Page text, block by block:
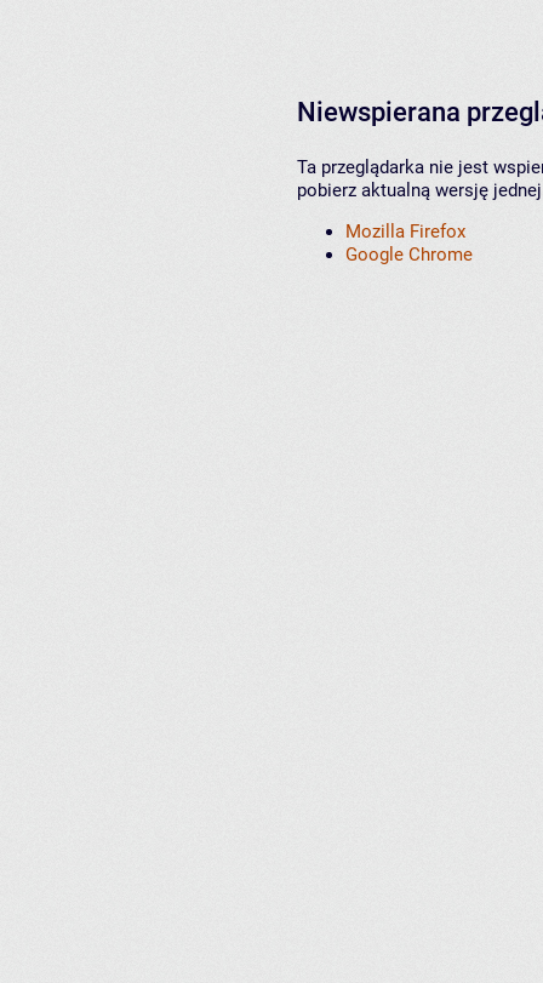
Niewspierana
Ta przeglądarka nie jest
pobierz aktualną wersję
Mozilla Firefox
Google Chrome